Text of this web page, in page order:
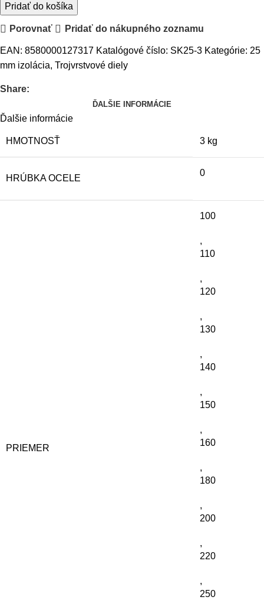
Pridať do košíka
Porovnať Pridať do nákupného zoznamu
EAN: 8580000127317 Katalógové číslo: SK25-3 Kategórie: 25
mm izolácia, Trojvrstvové diely
Share:
ĎALŠIE INFORMÁCIE
Ďalšie informácie
HMOTNOSŤ 3 kg
HRÚBKA OCELE
0
PRIEMER
100
,
110
,
120
,
130
,
140
,
150
,
160
,
180
,
200
,
220
,
250